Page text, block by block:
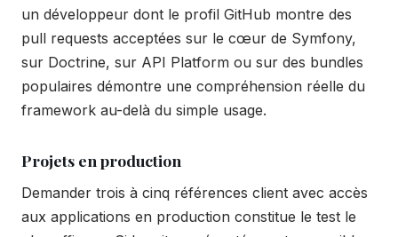
un développeur dont le profil GitHub montre des
pull requests acceptées sur le cœur de Symfony,
sur Doctrine, sur API Platform ou sur des bundles
populaires démontre une compréhension réelle du
framework au-delà du simple usage.
Projets en production
Demander trois à cinq références client avec accès
aux applications en production constitue le test le